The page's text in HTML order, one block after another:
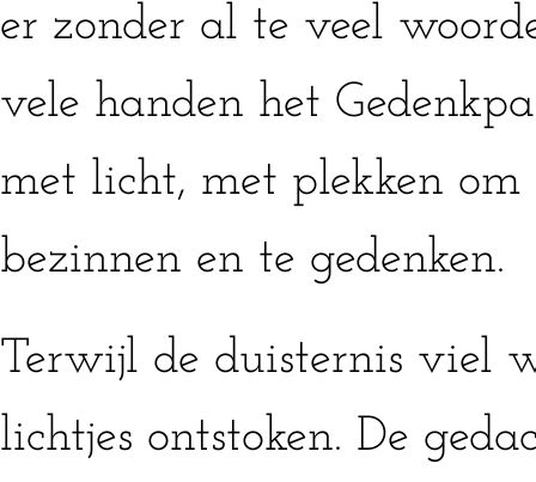
er zonder al te veel
vele handen het
met licht, met plekken om
bezinnen en te gedenken.
Terwijl de duisternis viel
lichtjes ontstoken. De